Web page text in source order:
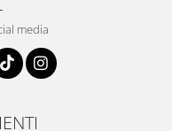
media